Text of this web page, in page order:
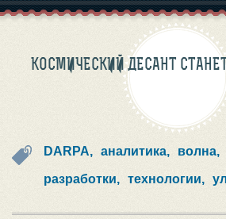
КОСМИЧЕСКИЙ ДЕСАНТ
DARPA, аналитика, волна,
разработки, технологии,